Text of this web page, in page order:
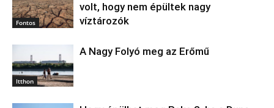
Fontos
volt, hogy nem épültek nagy
víztározók
Itthon
A Nagy Folyó meg az Erőmű